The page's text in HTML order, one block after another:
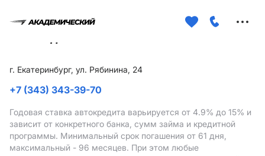
г. Екатеринбург, ул. Рябинина, 24
+7 (343) 343-39-70
Годовая ставка автокредита варьируется от 4.9% до 15% и
зависит от конкретного банка, сумм займа и кредитной
программы. Минимальный срок погашения от 61 дня,
максимальный - 96 месяцев. При этом любые